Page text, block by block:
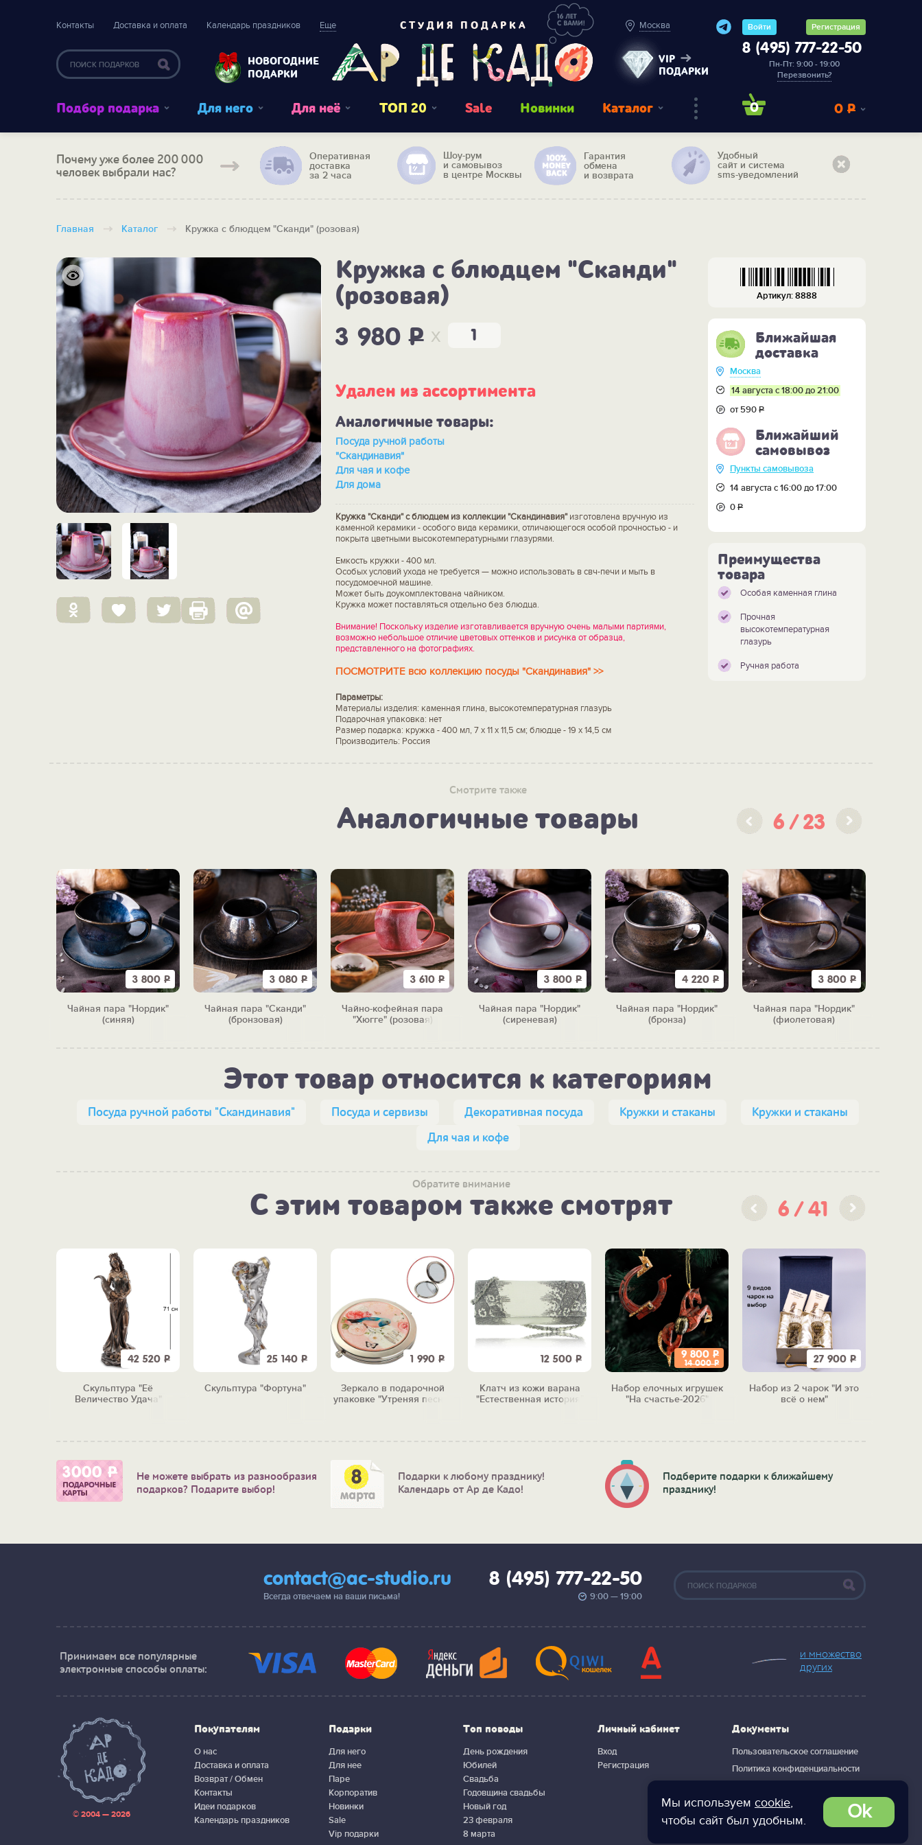
Мы используем cookie,
чтобы сайт был удобным.
Ok
Контакты Доставка и оплата Календарь праздников Еще
НОВОГОДНИЕ
ПОДАРКИ
СТУДИЯ ПОДАРКА Москва
VIP
ПОДАРКИ
Войти Регистрация
8 (495) 777-22-50
Пн-Пт: 9:00 - 19:00
Перезвонить?
Подбор подарка Для него Для неё ТОП 20 Sale Новинки Каталог 0 0 Р
Почему уже более 200 000
человек выбрали нас?
Оперативная
доставка
за 2 часа
Шоу-рум
и самовывоз
в центре Москвы
Гарантия
обмена
и возврата
Удобный
сайт и система
sms-уведомлений
Главная Каталог Кружка с блюдцем "Сканди" (розовая)
Кружка с блюдцем "Сканди"
(розовая)
3 980P x
Удален из ассортимента
Аналогичные товары:
Посуда ручной работы
"Скандинавия"
Для чая и кофе
Для дома
Кружка "Сканди" с блюдцем из коллекции "Скандинавия"изготовлена вручную из
каменной керамики - особого вида керамики, отличающегося особой прочностью - и
покрыта цветными высокотемпературными глазурями.
Емкость кружки - 400 мл.
Особых условий ухода не требуется — можно использовать в свч-печи и мыть в
посудомоечной машине.
Может быть доукомплектована чайником.
Кружка может поставляться отдельно без блюдца.
Внимание! Поскольку изделие изготавливается вручную очень малыми партиями,
возможно небольшое отличие цветовых оттенков и рисунка от образца,
представленного на фотографиях.
ПОСМОТРИТЕ всю коллекцию посуды "Скандинавия" >>
Параметры:
Материалы изделия: каменная глина, высокотемпературная глазурь
Подарочная упаковка: нет
Размер подарка: кружка - 400 мл, 7 х 11 х 11,5 см; блюдце - 19 х 14,5 см
Производитель: Россия
Артикул: 8888
Ближайшая
доставка
Москва
14 августа с 18:00 до 21:00
от 590Р
Ближайший
самовывоз
Пункты самовывоза
14 августа с 16:00 до 17:00
0Р
Преимущества
товара
Особая каменная глина
Прочная
высокотемпературная
глазурь
Ручная работа
Смотрите также
Аналогичные товары 6 23
3 800 Р
Чайная пара "Нордик"
(синяя)
3 080 Р
Чайная пара "Сканди"
(бронзовая)
3 610 Р
Чайно-кофейная пара
"Хюгге" (розовая)
3 800 Р
Чайная пара "Нордик"
(сиреневая)
4 220 Р
Чайная пара "Нордик"
(бронза)
3 800 Р
Чайная пара "Нордик"
(фиолетовая)
Этот товар относится к категориям
Посуда ручной работы "Скандинавия" Посуда и сервизы Декоративная посуда Кружки и стаканы
Кружки и стаканы
Для чая и кофе
Обратите внимание
С этим товаром также смотрят 6 41
42 520 Р
Скульптура "Её
Величество Удача"
25 140 Р
Скульптура "Фортуна"
1 990 Р
Зеркало в подарочной
упаковке "Утреняя песня"
12 500 Р
Клатч из кожи варана
"Естественная история"
9 800 Р
14 000Р
Набор елочных игрушек
"На счастье-2026"
27 900 Р
Набор из 2 чарок "И это
всё о нем"
Не можете выбрать из разнообразия
подарков? Подарите выбор!
Подарки к любому празднику!
Календарь от Ар де Кадо!
Подберите подарки к ближайшему
празднику!
contact@ac-studio.ru
Всегда отвечаем на ваши письма!
8 (495) 777-22-50
9:00 — 19:00
Принимаем все популярные
электронные способы оплаты:
и множество
других
© 2004 — 2026
Покупателям
О нас
Доставка и оплата
Возврат / Обмен
Контакты
Идеи подарков
Календарь праздников
Подарки
Для него
Для нее
Паре
Корпоратив
Новинки
Sale
Vip подарки
Топ поводы
День рождения
Юбилей
Свадьба
Годовщина свадьбы
Новый год
23 февраля
8 марта
Личный кабинет
Вход
Регистрация
Документы
Пользовательское соглашение
Политика конфиденциальности